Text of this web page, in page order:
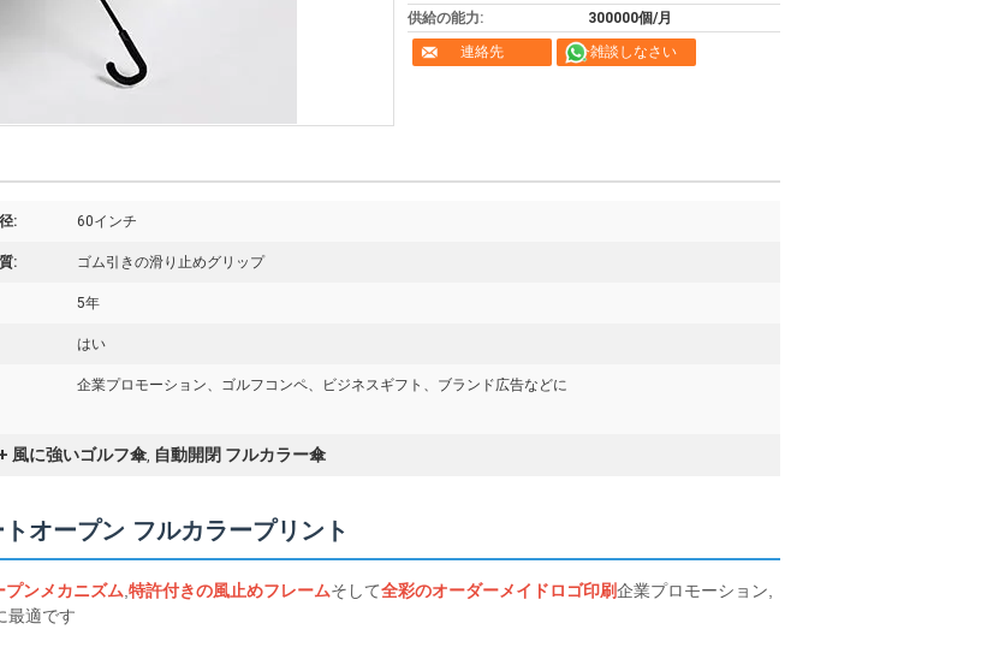
供給の能力:
300000個/月
連絡先
今雑談しなさい
: 60インチ
: ゴム引きの滑り止めグリップ
5年
はい
企業プロモーション、ゴルフコンペ、ビジネスギフト、ブランド広告などに
風に強いゴルフ傘, 自動開閉 フルカラー傘
オープン フルカラープリント
プンメカニズム 特許付きの風止めフレームそして全彩のオーダーメイドロゴ印刷企業プロモーション,
最適です